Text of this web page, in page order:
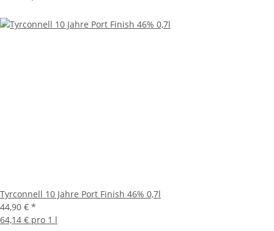
Tyrconnell 10 Jahre Port Finish 46% 0,7l
44,90 € *
64,14 € pro 1 l